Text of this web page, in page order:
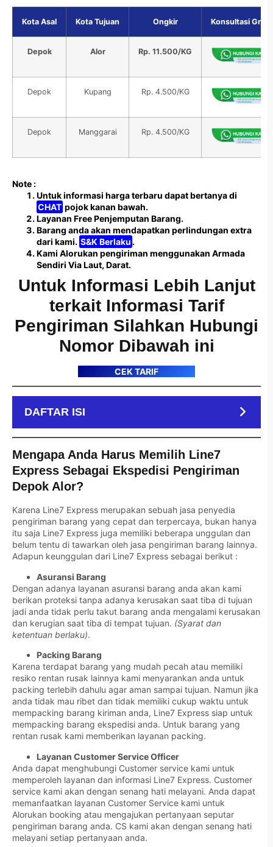
Kota Asal Kota Tujuan Ongkir Konsultasi
Depok Alor Rp. 11.500/KG
Depok Kupang Rp. 4.500/KG
Depok Manggarai Rp. 4.500/KG
Note :
Untuk informasi harga terbaru dapat bertanya di
CHAT pojok kanan bawah.
Layanan Free Penjemputan Barang.
Barang anda akan mendapatkan perlindungan extra
dari kami. S&K Berlaku .
Kami Alorukan pengiriman menggunakan Armada
Sendiri Via Laut, Darat.
Untuk Informasi Lebih Lanjut
terkait Informasi Tarif
Pengiriman Silahkan Hubungi
Nomor Dibawah ini
CEK TARIF
DAFTAR ISI
Mengapa Anda Harus Memilih Line7
Express Sebagai Ekspedisi Pengiriman
Depok Alor?
Karena Line7 Express merupakan sebuah jasa penyedia
pengiriman barang yang cepat dan terpercaya, bukan hanya
itu saja Line7 Express juga memiliki beberapa unggulan dan
belum tentu di tawarkan oleh jasa pengiriman barang lainnya.
Adapun keunggulan dari Line7 Express sebagai berikut :
Asuransi Barang
Dengan adanya layanan asuransi barang anda akan kami
berikan proteksi tanpa adanya kerusakan saat tiba di tujuan
jadi anda tidak perlu takut barang anda mengalami kerusakan
dan kerugian saat tiba di tempat tujuan. (Syarat dan
ketentuan berlaku).
Packing Barang
Karena terdapat barang yang mudah pecah atau memiliki
resiko rentan rusak lainnya kami menyarankan anda untuk
packing terlebih dahulu agar aman sampai tujuan. Namun jika
anda tidak mau ribet dan tidak memiliki cukup waktu untuk
mempacking barang kiriman anda, Line7 Express siap untuk
mempacking barang ekspedisi anda. Untuk barang yang
rentan rusak kami memberikan layanan packing.
Layanan Customer Service Officer
Anda dapat menghubungi Customer service kami untuk
memperoleh layanan dan informasi Line7 Express. Customer
service kami akan dengan senang hati melayani. Anda dapat
memanfaatkan layanan Customer Service kami untuk
Alorukan booking atau mengajukan pertanyaan seputar
pengiriman barang anda. CS kami akan dengan senang hati
melayani setiap pertanyaan anda.